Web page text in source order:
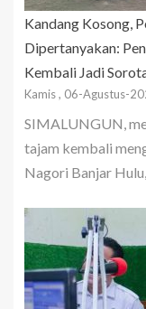
Kandang Kosong,
Dipertanyakan:
Kembali Jadi
Kamis , 06-Agustus-
SIMALUNGUN,
tajam kembali
Nagori Banjar Hulu,...